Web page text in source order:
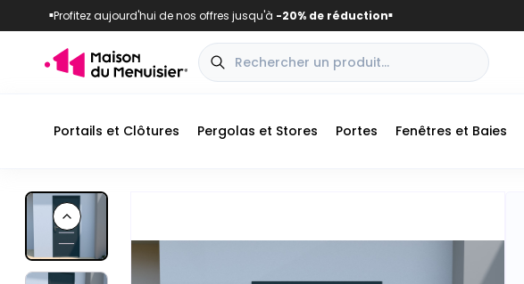
■Profitez aujourd'hui de nos offres jusqu'à -20% de réduction■
Portails et Clôtures Pergolas et Stores Portes Fenêtres et Baies
Previous slide